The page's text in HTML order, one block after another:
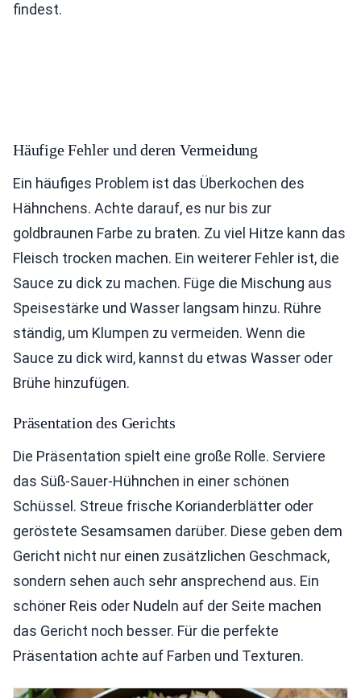
findest.
Häufige Fehler und deren Vermeidung
Ein häufiges Problem ist das Überkochen des
Hähnchens. Achte darauf, es nur bis zur
goldbraunen Farbe zu braten. Zu viel Hitze kann das
Fleisch trocken machen. Ein weiterer Fehler ist, die
Sauce zu dick zu machen. Füge die Mischung aus
Speisestärke und Wasser langsam hinzu. Rühre
ständig, um Klumpen zu vermeiden. Wenn die
Sauce zu dick wird, kannst du etwas Wasser oder
Brühe hinzufügen.
Präsentation des Gerichts
Die Präsentation spielt eine große Rolle. Serviere
das Süß-Sauer-Hühnchen in einer schönen
Schüssel. Streue frische Korianderblätter oder
geröstete Sesamsamen darüber. Diese geben dem
Gericht nicht nur einen zusätzlichen Geschmack,
sondern sehen auch sehr ansprechend aus. Ein
schöner Reis oder Nudeln auf der Seite machen
das Gericht noch besser. Für die perfekte
Präsentation achte auf Farben und Texturen.